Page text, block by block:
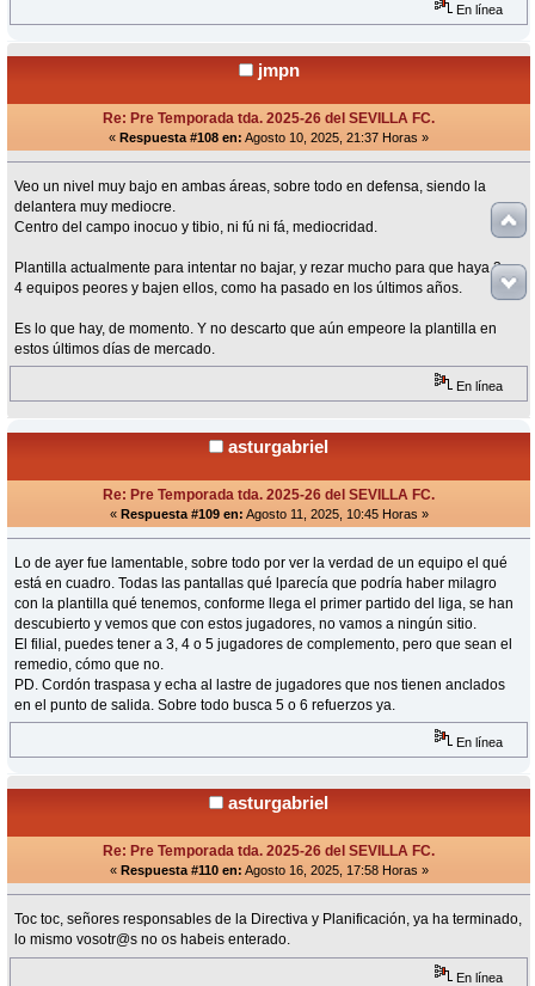
En línea
jmpn
Re: Pre Temporada tda. 2025-26 del SEVILLA FC.
« Respuesta #108 en: Agosto 10, 2025, 21:37 Horas »
Veo un nivel muy bajo en ambas áreas, sobre todo en defensa, siendo la
delantera muy mediocre.
Centro del campo inocuo y tibio, ni fú ni fá, mediocridad.
Plantilla actualmente para intentar no bajar, y rezar mucho para que haya 3 o
4 equipos peores y bajen ellos, como ha pasado en los últimos años.
Es lo que hay, de momento. Y no descarto que aún empeore la plantilla en
estos últimos días de mercado.
En línea
asturgabriel
Re: Pre Temporada tda. 2025-26 del SEVILLA FC.
« Respuesta #109 en: Agosto 11, 2025, 10:45 Horas »
Lo de ayer fue lamentable, sobre todo por ver la verdad de un equipo el qué
está en cuadro. Todas las pantallas qué lparecía que podría haber milagro
con la plantilla qué tenemos, conforme llega el primer partido del liga, se han
descubierto y vemos que con estos jugadores, no vamos a ningún sitio.
El filial, puedes tener a 3, 4 o 5 jugadores de complemento, pero que sean el
remedio, cómo que no.
PD. Cordón traspasa y echa al lastre de jugadores que nos tienen anclados
en el punto de salida. Sobre todo busca 5 o 6 refuerzos ya.
En línea
asturgabriel
Re: Pre Temporada tda. 2025-26 del SEVILLA FC.
« Respuesta #110 en: Agosto 16, 2025, 17:58 Horas »
Toc toc, señores responsables de la Directiva y Planificación, ya ha terminado,
lo mismo vosotr@s no os habeis enterado.
En línea